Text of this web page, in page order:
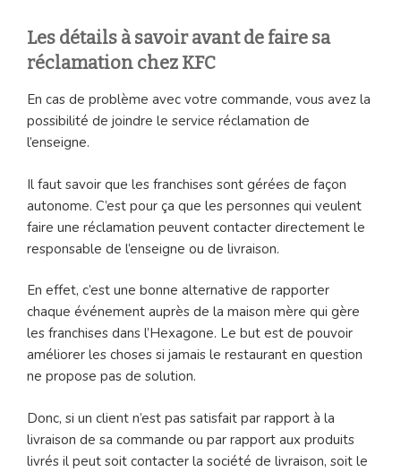
Les détails à savoir avant de faire sa
réclamation chez KFC
En cas de problème avec votre commande, vous avez la
possibilité de joindre le service réclamation de
l’enseigne.
Il faut savoir que les franchises sont gérées de façon
autonome. C’est pour ça que les personnes qui veulent
faire une réclamation peuvent contacter directement le
responsable de l’enseigne ou de livraison.
En effet, c’est une bonne alternative de rapporter
chaque événement auprès de la maison mère qui gère
les franchises dans l’Hexagone. Le but est de pouvoir
améliorer les choses si jamais le restaurant en question
ne propose pas de solution.
Donc, si un client n’est pas satisfait par rapport à la
livraison de sa commande ou par rapport aux produits
livrés il peut soit contacter la société de livraison, soit le